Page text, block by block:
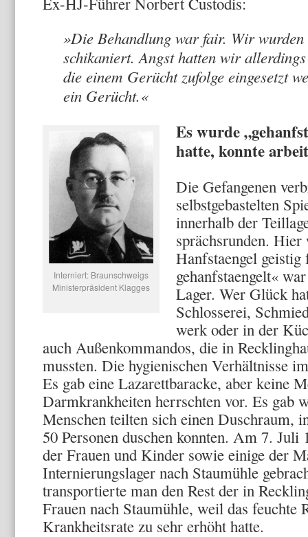
»Die Behandlung war fair. Wir wurden
schikaniert. Angst hatten wir
die einem Gerücht zufolge eingesetzt
ein Ge­rücht.«
Interniert: Braunschweigs
Ministerpräsident Klagges
Es wurde
hatte, konnte
Die Gefangenen
selbstgebastelten
innerhalb der
sprächsrunden.
Hanfstaengel
gehanfstaengelt«
Lager. Wer Glück
Schlosserei,
werk oder in der
auch Außenkommandos, die in
mussten. Die hygieni­schen Verhältnisse
Es gab eine Lazarettbaracke, aber keine
Darm­krankheiten herrschten vor. Es gab
Menschen teilten sich ei­nen Duschraum,
50 Personen duschen konnten. Am 7.
der Frauen und Kinder sowie einige der
Internierungslager nach Staumühle
transportierte man den Rest der in
Frauen nach Staumühle, weil das feuchte
Krankheitsrate zu sehr er­höht hatte.